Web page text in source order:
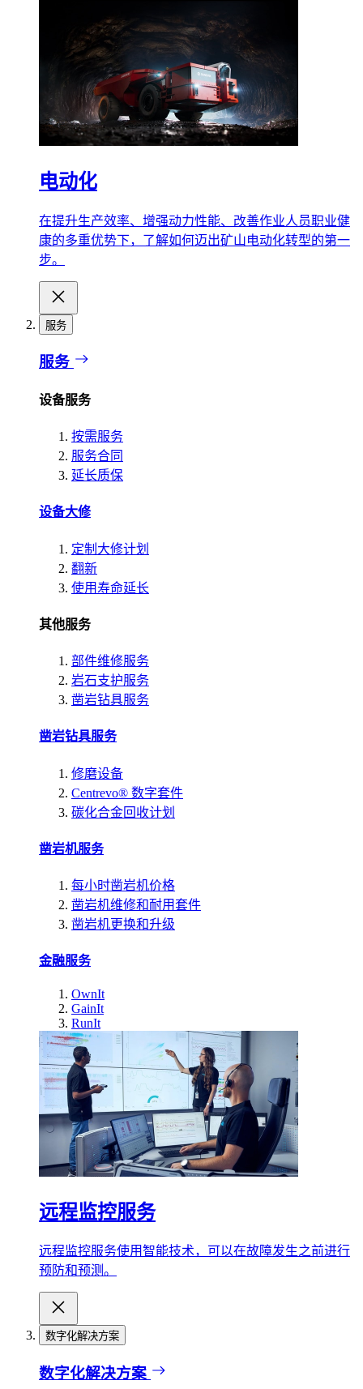
电动化
在提升生产效率、增强动力性能、改善作业人员职业健
康的多重优势下，了解如何迈出矿山电动化转型的第一
步。
服务
服务
设备服务
按需服务
服务合同
延长质保
设备大修
定制大修计划
翻新
使用寿命延长
其他服务
部件维修服务
岩石支护服务
凿岩钻具服务
凿岩钻具服务
修磨设备
Centrevo® 数字套件
碳化合金回收计划
凿岩机服务
每小时凿岩机价格
凿岩机维修和耐用套件
凿岩机更换和升级
金融服务
OwnIt
GainIt
RunIt
远程监控服务
远程监控服务使用智能技术，可以在故障发生之前进行
预防和预测。
数字化解决方案
数字化解决方案